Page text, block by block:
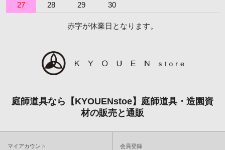
27
28 29 30
赤字が休業日となります。
庭師道具なら【KYOUENstoe】庭師道具・造園資
材の販売と通販
マイアカウント 会員登録